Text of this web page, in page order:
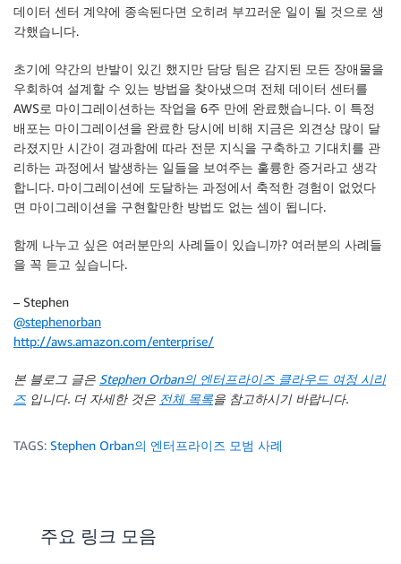
데이터 센터 계약에 종속된다면 오히려 부끄러운 일이 될 것으로 생
각했습니다.
초기에 약간의 반발이 있긴 했지만 담당 팀은 감지된 모든 장애물을
우회하여 설계할 수 있는 방법을 찾아냈으며 전체 데이터 센터를
AWS로 마이그레이션하는 작업을 6주 만에 완료했습니다. 이 특정
배포는 마이그레이션을 완료한 당시에 비해 지금은 외견상 많이 달
라졌지만 시간이 경과함에 따라 전문 지식을 구축하고 기대치를 관
리하는 과정에서 발생하는 일들을 보여주는 훌륭한 증거라고 생각
합니다. 마이그레이션에 도달하는 과정에서 축적한 경험이 없었다
면 마이그레이션을 구현할만한 방법도 없는 셈이 됩니다.
함께 나누고 싶은 여러분만의 사례들이 있습니까? 여러분의 사례들
을 꼭 듣고 싶습니다.
– Stephen
@stephenorban
http://aws.amazon.com/enterprise/
본 블로그 글은 Stephen Orban의 엔터프라이즈 클라우드 여정 시리
즈 입니다. 더 자세한 것은 전체 목록을 참고하시기 바랍니다.
TAGS: Stephen Orban의 엔터프라이즈 모범 사례
주요 링크 모음